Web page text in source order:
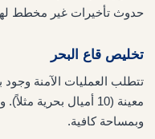
حدوث تأخيرات غير مخطط
تخليص قاع البحر
تتطلب العمليات الآمنة
معينة (10 أميال
وبمساحة كافية.